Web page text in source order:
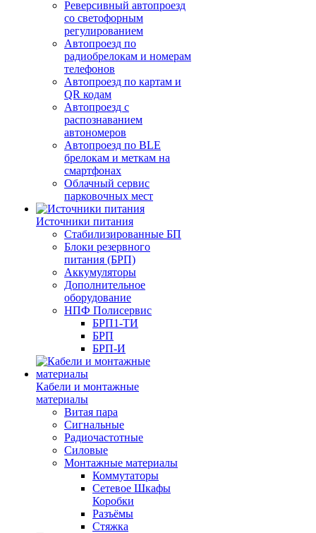
Реверсивный автопроезд
со светофорным
регулированием
Автопроезд по
радиобрелокам и номерам
телефонов
Автопроезд по картам и
QR кодам
Автопроезд с
распознаванием
автономеров
Автопроезд по BLE
брелокам и меткам на
смартфонах
Облачный сервис
парковочных мест
Источники питания
Стабилизированные БП
Блоки резервного
питания (БРП)
Аккумуляторы
Дополнительное
оборудование
НПФ Полисервис
БРП1-ТИ
БРП
БРП-И
Кабели и монтажные
материалы
Витая пара
Сигнальные
Радиочастотные
Силовые
Монтажные материалы
Коммутаторы
Сетевое Шкафы
Коробки
Разъёмы
Стяжка